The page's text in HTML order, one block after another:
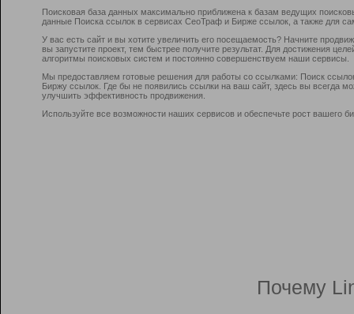
Поисковая база данных максимально приближена к базам ведущих
данные Поиска ссылок в сервисах СеоТраф и Бирже ссылок, а также для
У вас есть сайт и вы хотите увеличить его посещаемость? Начните
вы запустите проект, тем быстрее получите результат. Для достижения
алгоритмы поисковых систем и постоянно совершенствуем наши сервисы.
Мы предоставляем готовые решения для работы со ссылками: Поиск
Биржу ссылок. Где бы не появились ссылки на ваш сайт, здесь вы всегда
улучшить эффективность продвижения.
Используйте все возможности наших сервисов и обеспечьте рост вашего
Почему